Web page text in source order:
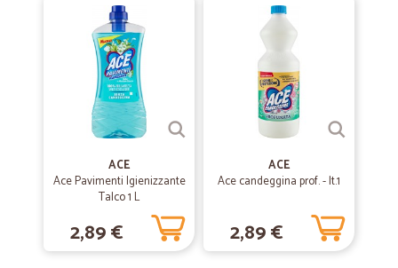
Molto veloci nella consegna
—Massimiliano D.
ottimo servizio
ottimo servizio puntuali prezzi imbattibili
— Rhudj S.
Veloci e precisi grazie
Veloci e precisi grazie
ACE
Ace Pavimenti Igienizzante
Talco 1 L
2,89 €
ACE
Ace candeggina prof. - lt.1
2,89 €